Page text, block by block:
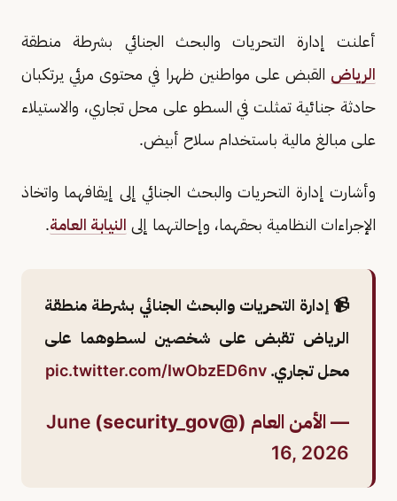
أعلنت إدارة التحريات والبحث الجنائي بشرطة منطقة
الرياض القبض على مواطنين ظهرا في محتوى مرئي يرتكبان
حادثة جنائية تمثلت في السطو على محل تجاري، والاستيلاء
على مبالغ مالية باستخدام سلاح أبيض.
وأشارت إدارة التحريات والبحث الجنائي إلى إيقافهما واتخاذ
الإجراءات النظامية بحقهما، وإحالتهما إلى النيابة العامة.
📹 إدارة التحريات والبحث الجنائي بشرطة منطقة
الرياض تقبض على شخصين لسطوهما على
محل تجاري. pic.twitter.com/IwObzED6nv
— الأمن العام (@security_gov)
June
16, 2026